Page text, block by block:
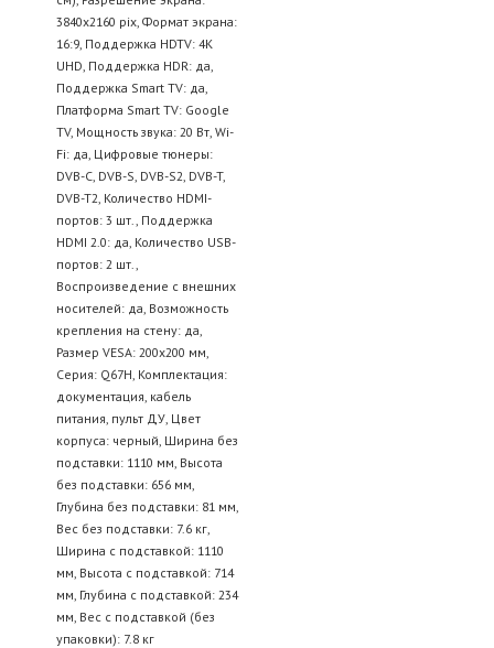
3840x2160 pix, Формат экрана:
16:9, Поддержка HDTV: 4K
UHD, Поддержка HDR: да,
Поддержка Smart TV: да,
Платформа Smart TV: Google
TV, Мощность звука: 20 Вт, Wi-
Fi: да, Цифровые тюнеры:
DVB-C, DVB-S, DVB-S2, DVB-T,
DVB-T2, Количество HDMI-
портов: 3 шт., Поддержка
HDMI 2.0: да, Количество USB-
портов: 2 шт.,
Воспроизведение с внешних
носителей: да, Возможность
крепления на стену: да,
Размер VESA: 200x200 мм,
Серия: Q67H, Комплектация:
документация, кабель
питания, пульт ДУ, Цвет
корпуса: черный, Ширина без
подставки: 1110 мм, Высота
без подставки: 656 мм,
Глубина без подставки: 81 мм,
Вес без подставки: 7.6 кг,
Ширина с подставкой: 1110
мм, Высота с подставкой: 714
мм, Глубина с подставкой: 234
мм, Вес с подставкой (без
упаковки): 7.8 кг